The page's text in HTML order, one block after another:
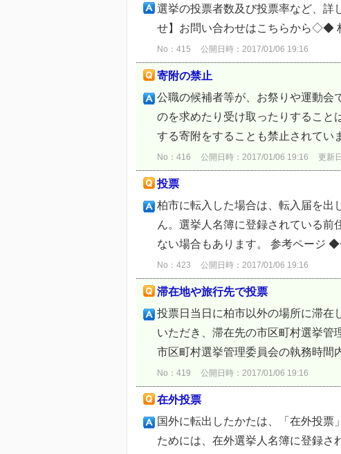
選挙の投票者数及び投票率など、
せ】お問い合わせはこちらから◇◆
No：415 公開日時：2017/01/06 19:16
寄附の禁止
公職の候補者等が、お祭りや運動会
のを求めたり受け取ったりすること
する寄附をすることも禁止されてい
No：416 公開日時：2017/01/06 19:16 更新
投票
柏市に転入した場合は、転入届を出
ん。選挙人名簿に登録されている前
ない場合もあります。 参考ページ
No：423 公開日時：2017/01/06 19:16
滞在地や旅行先で投票
投票日当日に柏市以外の場所に滞在
いただき、滞在先の市区町村選挙管
市区町村選挙管理委員会の執務時間
No：419 公開日時：2017/01/06 19:16
在外投票
国外に転出したかたは、「在外投票
ためには、在外選挙人名簿に登録さ